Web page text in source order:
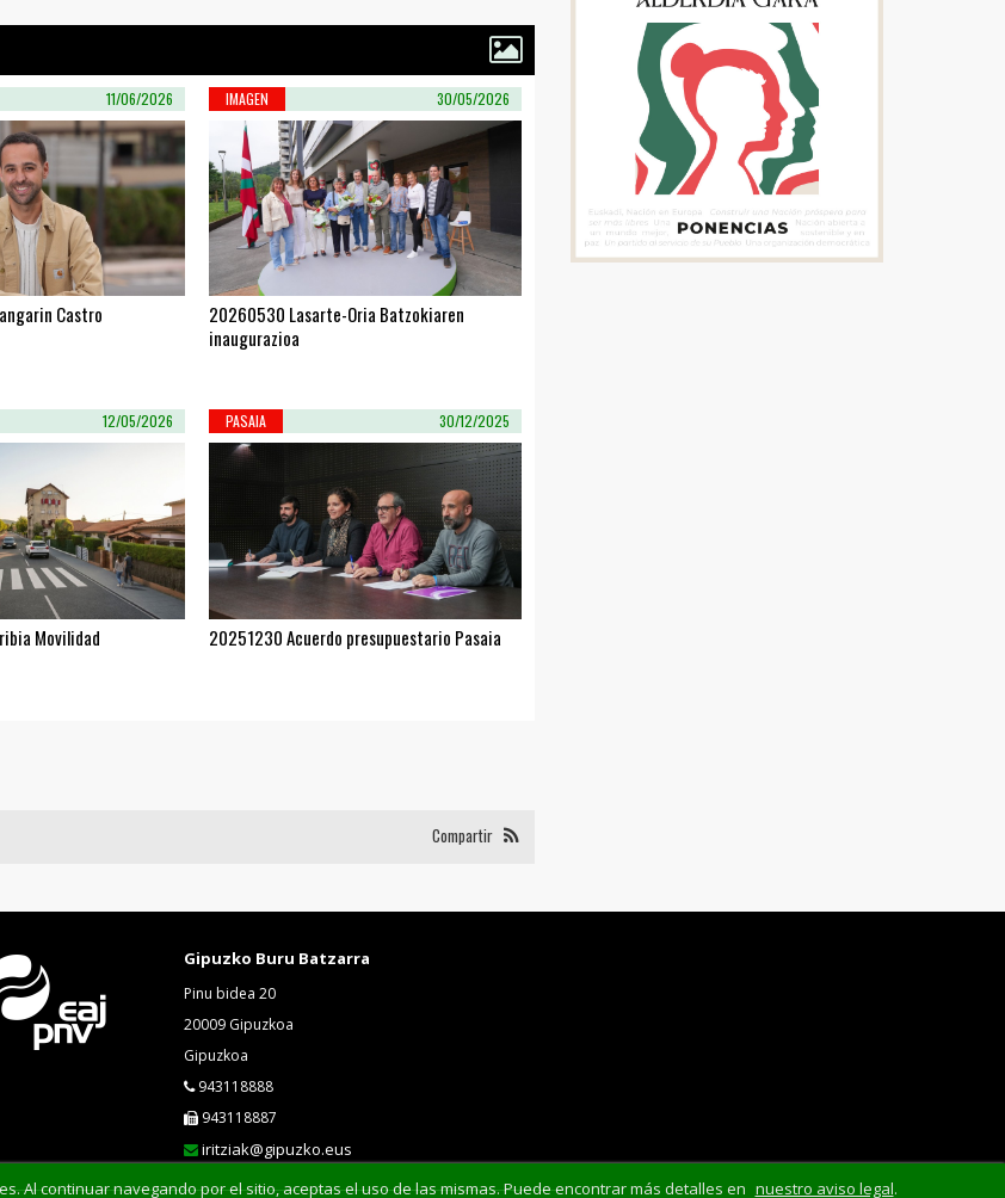
11/06/2026
Castro
IMAGEN 30/05/2026
20260530 Lasarte-Oria Batzokiaren
inaugurazioa
12/05/2026
Movilidad
PASAIA 30/12/2025
20251230 Acuerdo presupuestario Pasaia
Compartir
Al continuar navegando por el sitio, aceptas el uso de las mismas. Puede encontrar más detalles en nuestro aviso legal.
Gipuzko Buru Batzarra
Pinu bidea 20
20009 Gipuzkoa
Gipuzkoa
943118888
943118887
iritziak@gipuzko.eus